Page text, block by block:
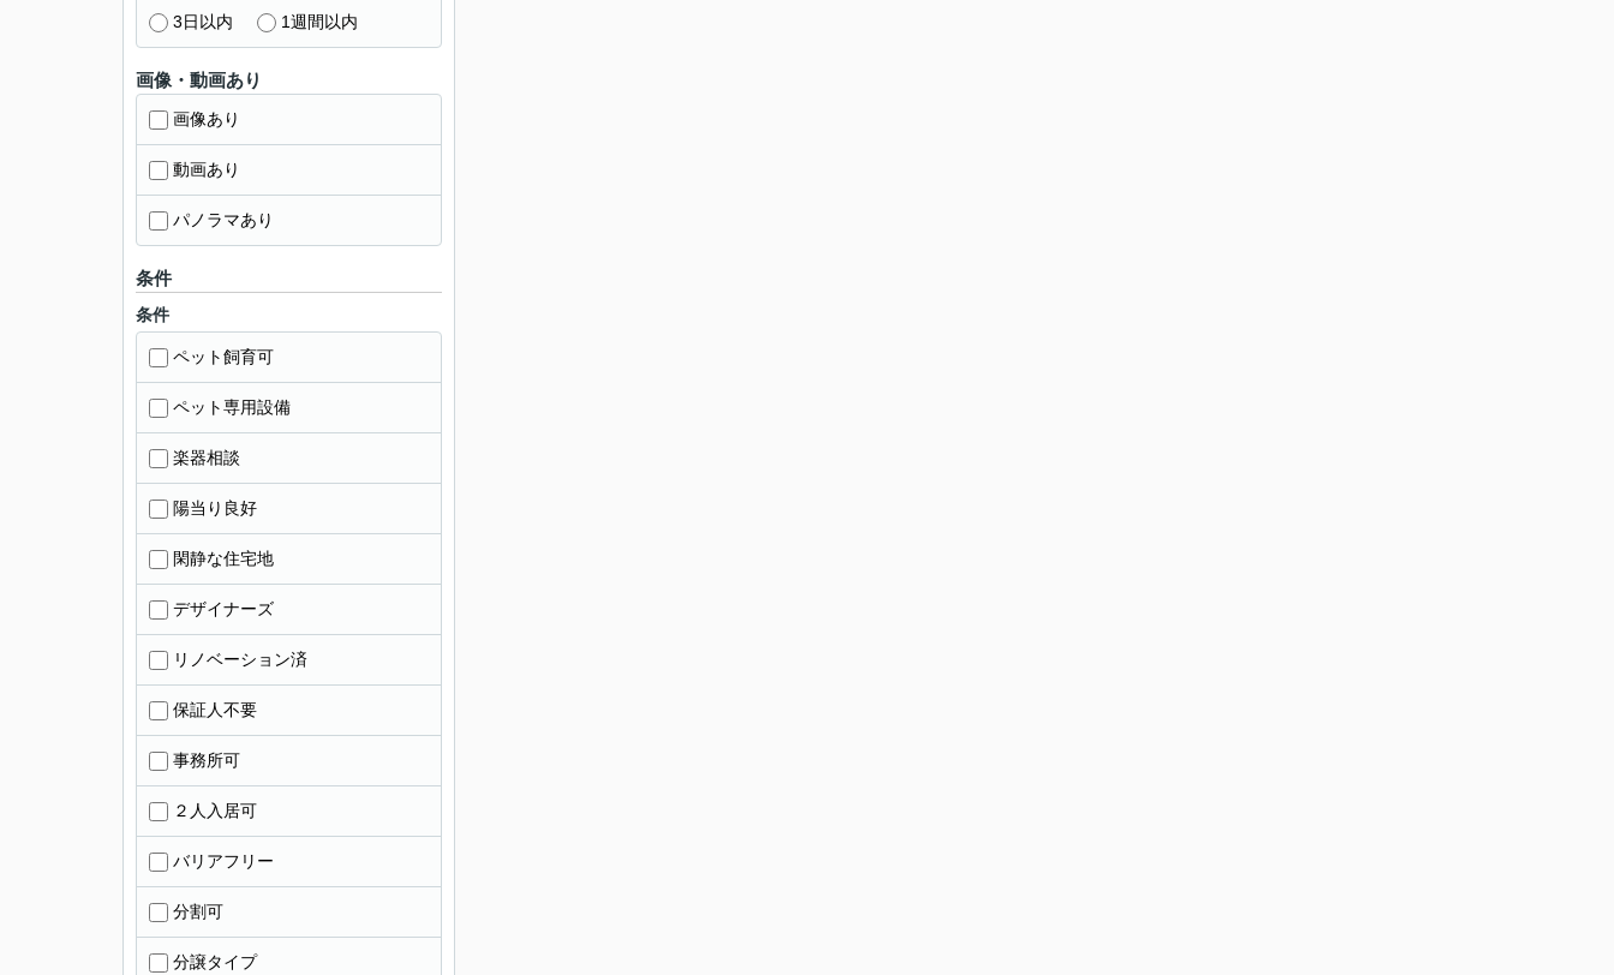
3日以内 1週間以内
画像・動画あり
画像あり
動画あり
パノラマあり
条件
条件
ペット飼育可
ペット専用設備
楽器相談
陽当り良好
閑静な住宅地
デザイナーズ
リノベーション済
保証人不要
事務所可
２人入居可
バリアフリー
分割可
分譲タイプ